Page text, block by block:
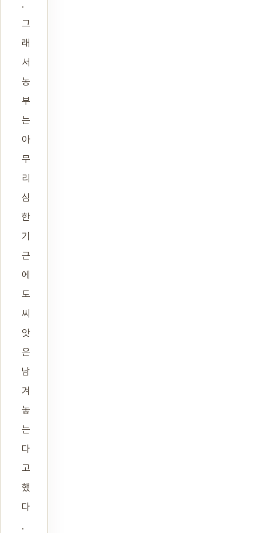
.
그
래
서
농
부
는
아
무
리
심
한
기
근
에
도
씨
앗
은
남
겨
놓
는
다
고
했
다
.